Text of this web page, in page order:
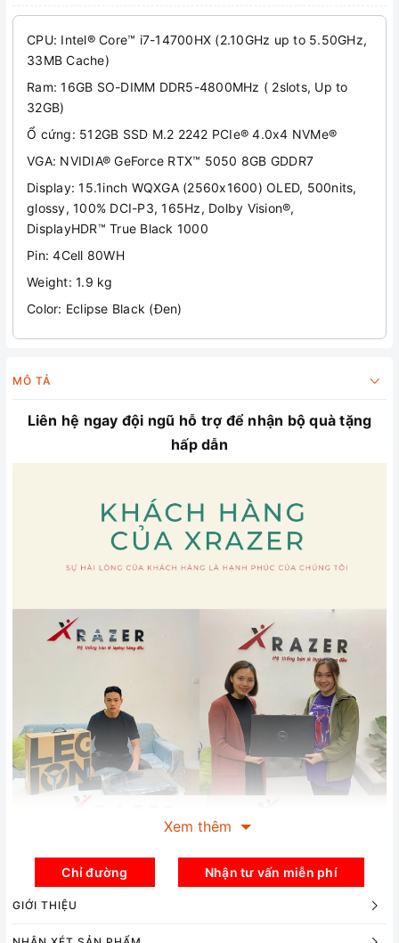
CPU: Intel® Core™ i7-14700HX (2.10GHz up to 5.50GHz,
33MB Cache)
Ram: 16GB SO-DIMM DDR5-4800MHz ( 2slots, Up to
32GB)
Ổ cứng: 512GB SSD M.2 2242 PCIe® 4.0x4 NVMe®
VGA: NVIDIA® GeForce RTX™ 5050 8GB GDDR7
Display: 15.1inch WQXGA (2560x1600) OLED, 500nits,
glossy, 100% DCI-P3, 165Hz, Dolby Vision®,
DisplayHDR™ True Black 1000
Pin: 4Cell 80WH
Weight: 1.9 kg
Color: Eclipse Black (Đen)
MÔ TẢ
Liên hệ ngay đội ngũ hỗ trợ để nhận bộ quà tặng
hấp dẫn
Xem thêm
Chỉ đường Nhận tư vấn miễn phí
GIỚI THIỆU